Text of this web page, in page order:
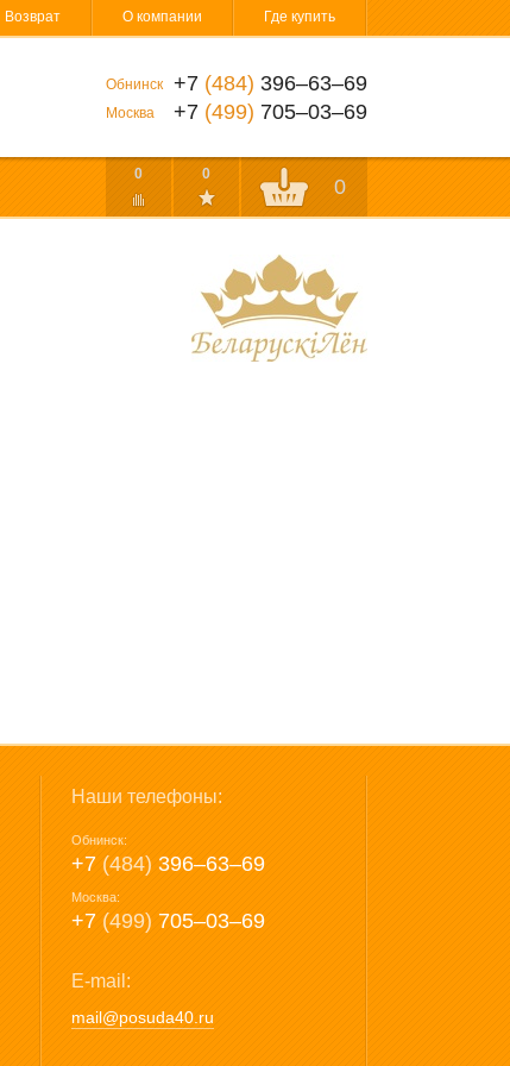
Возврат О компании Где купить
Обнинск +7 (484) 396‒63‒69
Москва +7 (499) 705‒03‒69
0 0
0
Наши телефоны:
Обнинск:
+7 (484) 396‒63‒69
Москва:
+7 (499) 705‒03‒69
E-mail:
mail@posuda40.ru